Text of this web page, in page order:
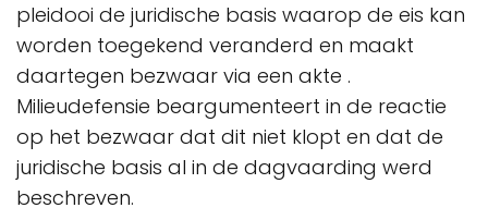
pleidooi de juridische basis waarop de eis kan
worden toegekend veranderd en maakt
daartegen bezwaar via een akte .
Milieudefensie beargumenteert in de reactie
op het bezwaar dat dit niet klopt en dat de
juridische basis al in de dagvaarding werd
beschreven.